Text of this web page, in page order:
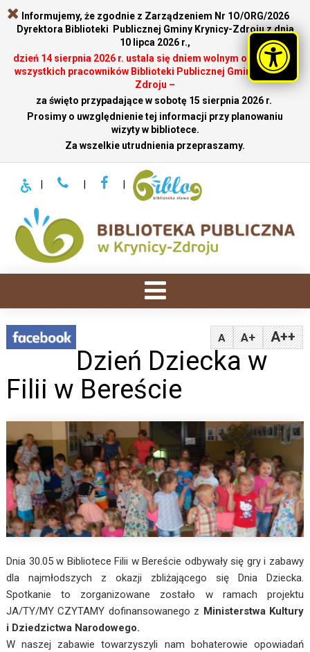
Informujemy, że zgodnie z Zarządzeniem Nr 1O/ORG/2026
Dyrektora Biblioteki Publicznej Gminy Krynicy-Zdroju z dnia
10 lipca 2026 r.,
dzień 14 sierpnia 2026 r. ustala się dniem wolnym od pracy dla
wszystkich pracowników Biblioteki Publicznej Gminy Krynicy-
Zdroju –
za święto przypadające w sobotę 15 sierpnia 2026 r.
Prosimy o uwzględnienie tej informacji przy planowaniu
wizyty w bibliotece.
Za wszelkie utrudnienia przepraszamy.
A A+ A++
Dzień Dziecka w
Filii w Bereście
Dnia 30.05 w Bibliotece Filii w Bereście odbywały się gry i zabawy
dla najmłodszych z okazji zbliżającego się Dnia Dziecka.
Spotkanie to zorganizowane zostało w ramach projektu
JA/TY/MY CZYTAMY dofinansowanego z Ministerstwa Kultury
i Dziedzictwa Narodowego.
W naszej zabawie towarzyszyli nam bohaterowie opowiadań